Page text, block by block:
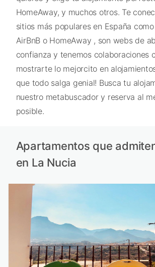
HomeAway, y muchos otros. Te
sitios más populares en España
AirBnB o HomeAway , son webs de
confianza y tenemos colaboraciones
mostrarte lo mejorcito en
que todo salga genial! Busca tu
nuestro metabuscador y reserva al
posible.
Apartamentos que
en La Nucia